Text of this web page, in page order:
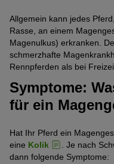
Allgemein kann jedes
Rasse, an einem
Magenulkus) erkranken.
schmerzhafte
Rennpferden als bei
Symptome:
für ein
Hat Ihr Pferd ein
eine Kolik
. Je nach
dann folgende Symptome: